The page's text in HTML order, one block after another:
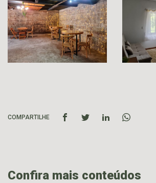
COMPARTILHE
Confira mais conteúdos